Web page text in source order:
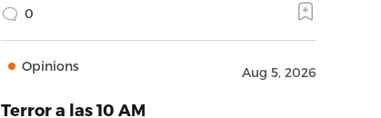
0
Opinions Aug 5, 2026
Terror a las 10 AM